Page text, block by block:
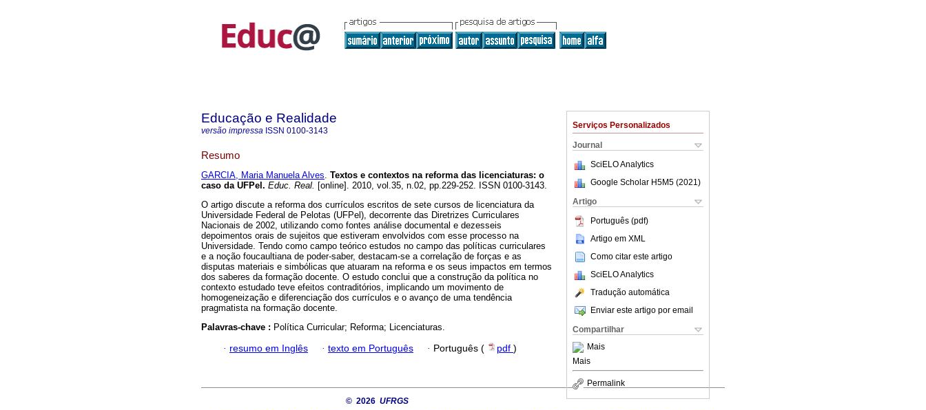
Serviços Personalizados
Journal
SciELO Analytics
Google Scholar H5M5 (2021 )
Artigo
Português (pdf)
Artigo em XML
Como citar este artigo
SciELO Analytics
Tradução automática
Enviar este artigo por email
Compartilhar
Mais
Mais
Permalink
Educação e Realidade
versão impressa ISSN 0100-3143
Resumo
GARCIA, Maria Manuela Alves. Textos e contextos na reforma das licenciaturas: o
caso da UFPel. Educ. Real. [online]. 2010, vol.35, n.02, pp.229-252. ISSN 0100-3143.
O artigo discute a reforma dos currículos escritos de sete cursos de licenciatura da
Universidade Federal de Pelotas (UFPel), decorrente das Diretrizes Curriculares
Nacionais de 2002, utilizando como fontes análise documental e dezesseis
depoimentos orais de sujeitos que estiveram envolvidos com esse processo na
Universidade. Tendo como campo teórico estudos no campo das políticas curriculares
e a noção foucaultiana de poder-saber, destacam-se a correlação de forças e as
disputas materiais e simbólicas que atuaram na reforma e os seus impactos em termos
dos saberes da formação docente. O estudo conclui que a construção da política no
contexto estudado teve efeitos contraditórios, implicando um movimento de
homogeneização e diferenciação dos currículos e o avanço de uma tendência
pragmatista na formação docente.
Palavras-chave : Política Curricular; Reforma; Licenciaturas.
· resumo em Inglês · texto em Português · Português ( pdf )
© 2026 UFRGS